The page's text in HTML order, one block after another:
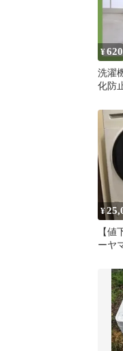
¥620
洗濯
化防
除け
¥
【値
ーヤ